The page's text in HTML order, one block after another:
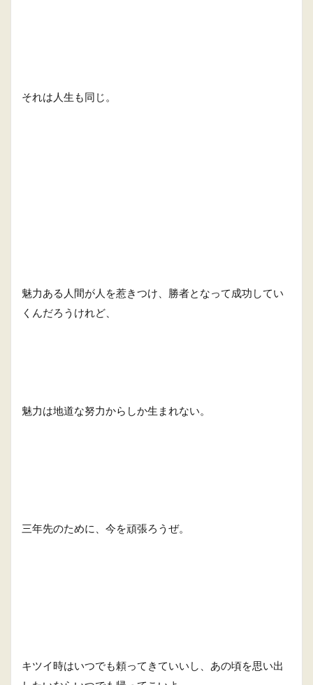
それは人生も同じ。
魅力ある人間が人を惹きつけ、勝者となって成功してい
くんだろうけれど、
魅力は地道な努力からしか生まれない。
三年先のために、今を頑張ろうぜ。
キツイ時はいつでも頼ってきていいし、あの頃を思い出